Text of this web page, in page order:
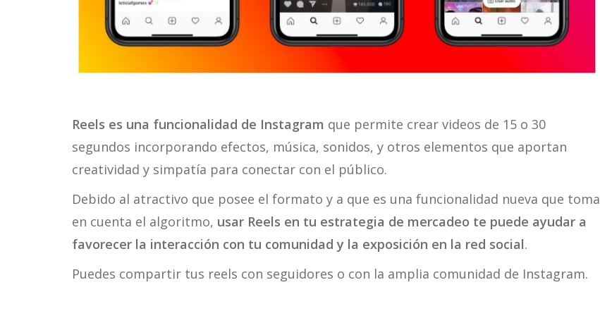
Reels es una funcionalidad de Instagram que permite crear videos de 15 o 30
segundos incorporando efectos, música, sonidos, y otros elementos que aportan
creatividad y simpatía para conectar con el público.
Debido al atractivo que posee el formato y a que es una funcionalidad nueva que toma
en cuenta el algoritmo, usar Reels en tu estrategia de mercadeo te puede ayudar a
favorecer la interacción con tu comunidad y la exposición en la red social.
Puedes compartir tus reels con seguidores o con la amplia comunidad de Instagram.